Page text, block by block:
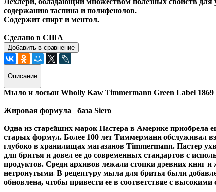
содержанию таспина и полифенолов.
Содержит спирт и ментол.
Сделано в США
Добавить в сравнение
Описание
Мыло и лосьон Wholly Kaw Timmermann Green Label 1869
Жировая формула база Siero
Одна из старейших марок Пастера в Америке приобрела
старых формул. Более 100 лет Тиммерманн обслуживал
глубоко в хранилищах магазинов Timmermann. Пастер
для бритья и довел ее до современных стандартов с
продуктов. Среди архивов лежали стопки древних книг
нетронутыми. В рецептуру мыла для бритья были
обновлена, чтобы привести ее в соответствие с